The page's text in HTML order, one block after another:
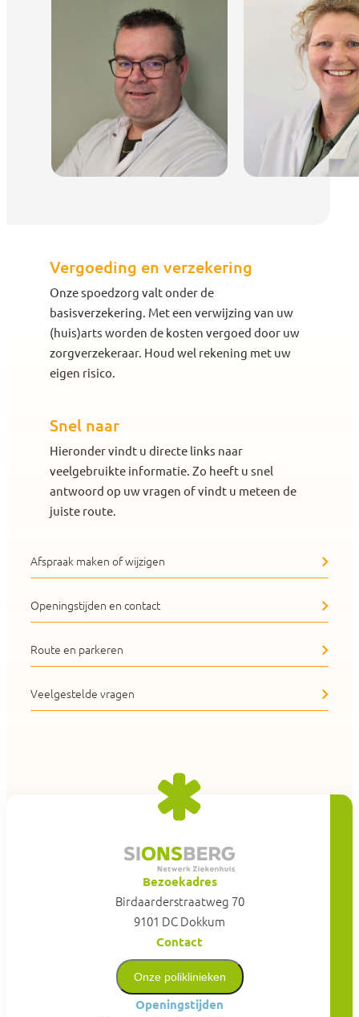
Vergoeding en verzekering
Onze spoedzorg valt onder de
basisverzekering. Met een verwijzing van uw
(huis)arts worden de kosten vergoed door uw
zorgverzekeraar. Houd wel rekening met uw
eigen risico.
Snel naar
Hieronder vindt u directe links naar
veelgebruikte informatie. Zo heeft u snel
antwoord op uw vragen of vindt u meteen de
juiste route.
Afspraak maken of wijzigen
Openingstijden en contact
Route en parkeren
Veelgestelde vragen
Bezoekadres
Birdaarderstraatweg 70
9101 DC Dokkum
Contact
Onze poliklinieken
Openingstijden